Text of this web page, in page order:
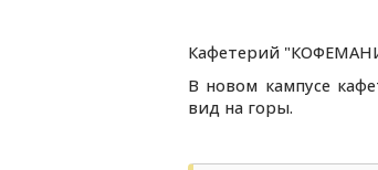
Кафетерий
В новом кампусе
вид на горы.